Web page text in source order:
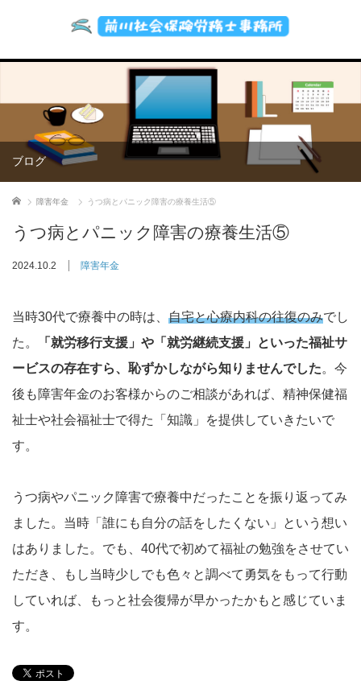
ブログ
ホーム 障害年金 うつ病とパニック障害の療養生活⑤
うつ病とパニック障害の療養生活⑤
2024.10.2 障害年金
当時30代で療養中の時は、 自宅と心療内科の往復のみでし
た。
「就労移行支援」や「就労継続支援」といった福祉サ
ービスの存在すら、恥ずかしながら知りませんでした。今
後も障害年金のお客様からのご相談があれば、精神保健福
祉士や社会福祉士で得た「知識」を提供していきたいで
す。
うつ病やパニック障害で療養中だったことを振り返ってみ
ました。当時「誰にも自分の話をしたくない」という想い
はありました。でも、40代で初めて福祉の勉強をさせてい
ただき、もし当時少しでも色々と調べて勇気をもって行動
していれば、もっと社会復帰が早かったかもと感じていま
す。